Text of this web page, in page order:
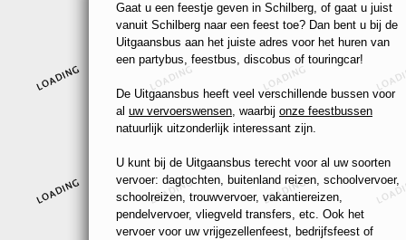
Gaat u een feestje geven in Schilberg, of gaat u juist
vanuit Schilberg naar een feest toe? Dan bent u bij de
Uitgaansbus aan het juiste adres voor het huren van
een partybus, feestbus, discobus of touringcar!
De Uitgaansbus heeft veel verschillende bussen voor
al uw vervoerswensen, waarbij onze feestbussen
natuurlijk uitzonderlijk interessant zijn.
U kunt bij de Uitgaansbus terecht voor al uw soorten
vervoer: dagtochten, buitenland reizen, schoolvervoer,
schoolreizen, trouwvervoer, vakantiereizen,
pendelvervoer, vliegveld transfers, etc. Ook het
vervoer voor uw vrijgezellenfeest, bedrijfsfeest of